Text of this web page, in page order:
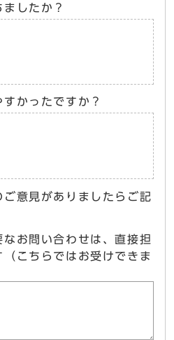
したか？
かったですか？
意見がありましたらご記
なお問い合わせは、直接担
こちらではお受けできま